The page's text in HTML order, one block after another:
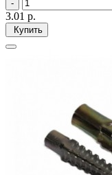
3.01 р.
Купить